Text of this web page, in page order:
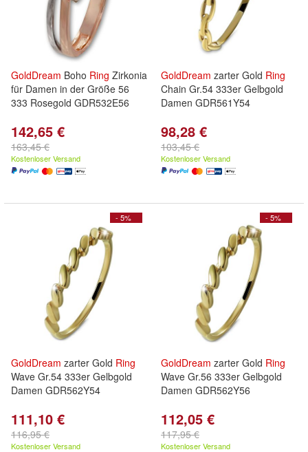
GoldDream Boho Ring Zirkonia
für Damen in der Größe 56
333 Rosegold GDR532E56
142,65 €
163,45 €
Kostenloser Versand
GoldDream zarter Gold Ring
Chain Gr.54 333er Gelbgold
Damen GDR561Y54
98,28 €
103,45 €
Kostenloser Versand
- 5%
GoldDream zarter Gold Ring
Wave Gr.54 333er Gelbgold
Damen GDR562Y54
111,10 €
116,95 €
Kostenloser Versand
- 5%
GoldDream zarter Gold Ring
Wave Gr.56 333er Gelbgold
Damen GDR562Y56
112,05 €
117,95 €
Kostenloser Versand